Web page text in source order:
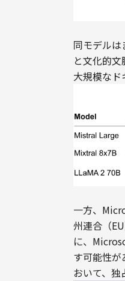
同モデル
と文化的
大規模なド
一方、
州連合（
に、
す可能性
おいて、独